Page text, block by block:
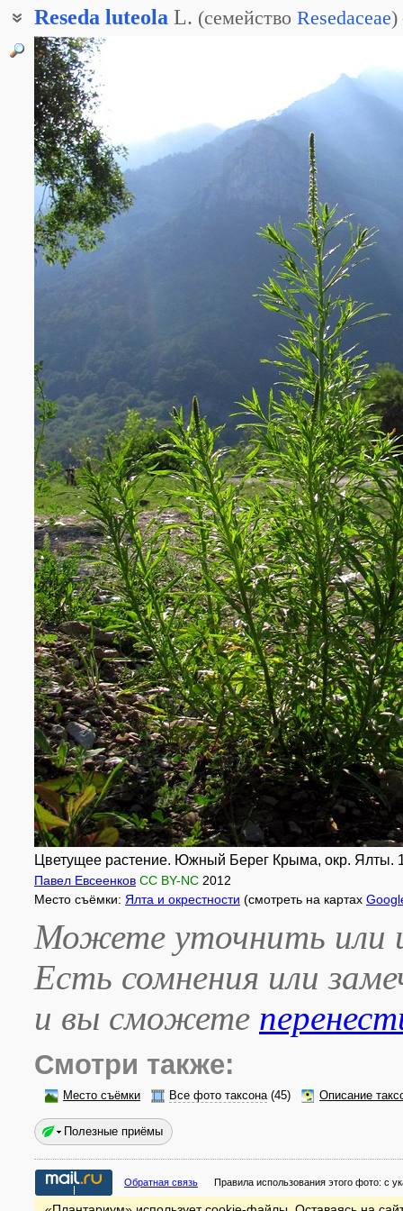
Reseda luteola L. (семейство Resedaceae)
Резеда желтоватая
Резеда красильная
Цветущее растение. Южный Берег Крыма, окр. Ялты.
Павел Евсеенков CC BY-NC 2012
Место съёмки: Ялта и окрестности (смотреть на картах
Можете уточнить или
Есть сомнения или
и вы сможете
Смотри также:
Место съёмки Все фото таксона(45) Описание
Полезные приёмы
Обратная связь Правила использования этого фото: с